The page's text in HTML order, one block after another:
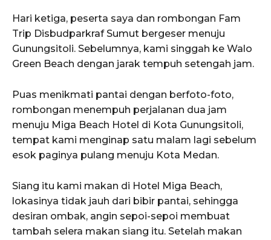
Hari ketiga, peserta saya dan rombongan Fam
Trip Disbudparkraf Sumut bergeser menuju
Gunungsitoli. Sebelumnya, kami singgah ke Walo
Green Beach dengan jarak tempuh setengah jam.
Puas menikmati pantai dengan berfoto-foto,
rombongan menempuh perjalanan dua jam
menuju Miga Beach Hotel di Kota Gunungsitoli,
tempat kami menginap satu malam lagi sebelum
esok paginya pulang menuju Kota Medan.
Siang itu kami makan di Hotel Miga Beach,
lokasinya tidak jauh dari bibir pantai, sehingga
desiran ombak, angin sepoi-sepoi membuat
tambah selera makan siang itu. Setelah makan